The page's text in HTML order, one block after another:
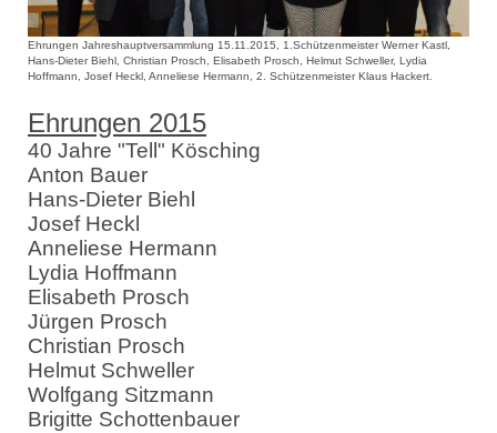
Ehrungen Jahreshauptversammlung 15.11.2015, 1.Schützenmeister Werner Kastl,
Hans-Dieter Biehl, Christian Prosch, Elisabeth Prosch, Helmut Schweller, Lydia
Hoffmann, Josef Heckl, Anneliese Hermann, 2. Schützenmeister Klaus Hackert.
Ehrungen 2015
40 Jahre "Tell" Kösching
Anton Bauer
Hans-Dieter Biehl
Josef Heckl
Anneliese Hermann
Lydia Hoffmann
Elisabeth Prosch
Jürgen Prosch
Christian Prosch
Helmut Schweller
Wolfgang Sitzmann
Brigitte Schottenbauer